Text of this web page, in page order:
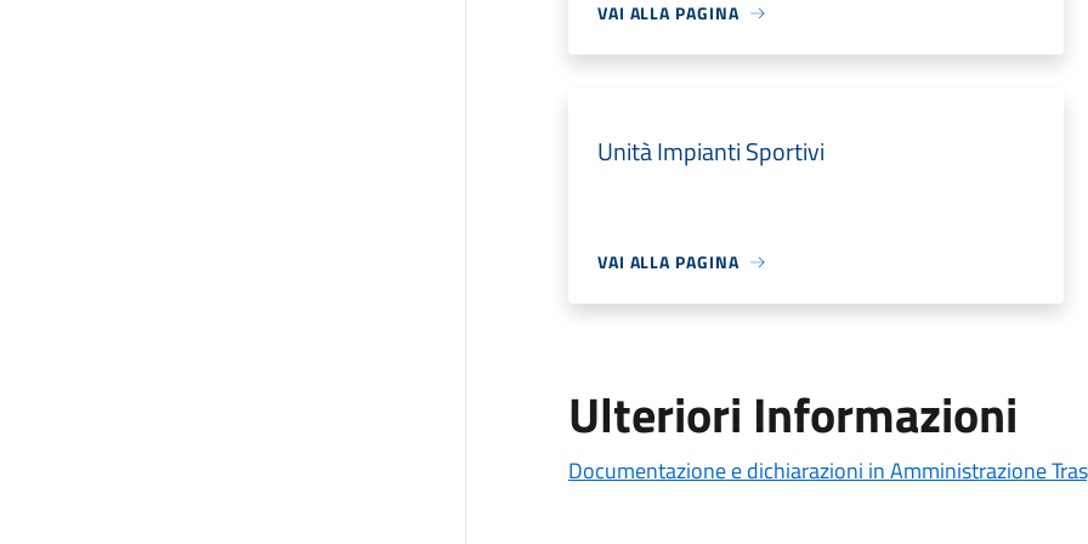
VAI ALLA PAGINA
Unità Impianti Sportivi
VAI ALLA PAGINA
Ulteriori Informazioni
Documentazione e dichiarazioni in Amministrazione